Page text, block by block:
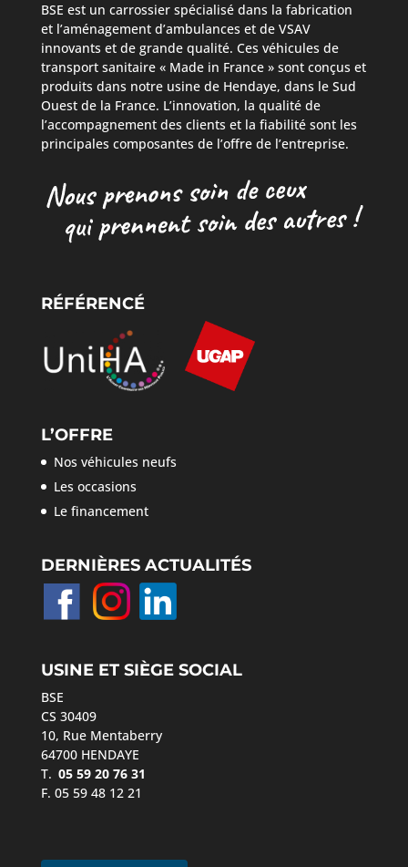
BSE est un carrossier spécialisé dans la fabrication
et l’aménagement d’ambulances et de VSAV
innovants et de grande qualité. Ces véhicules de
transport sanitaire « Made in France » sont conçus et
produits dans notre usine de Hendaye, dans le Sud
Ouest de la France. L’innovation, la qualité de
l’accompagnement des clients et la fiabilité sont les
principales composantes de l’offre de l’entreprise.
RÉFÉRENCÉ
L’OFFRE
Nos véhicules neufs
Les occasions
Le financement
DERNIÈRES ACTUALITÉS
USINE ET SIÈGE SOCIAL
BSE
CS 30409
10, Rue Mentaberry
64700 HENDAYE
T. 05 59 20 76 31
F. 05 59 48 12 21